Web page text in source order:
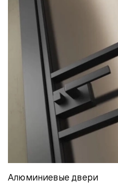
Алюминиевые двери